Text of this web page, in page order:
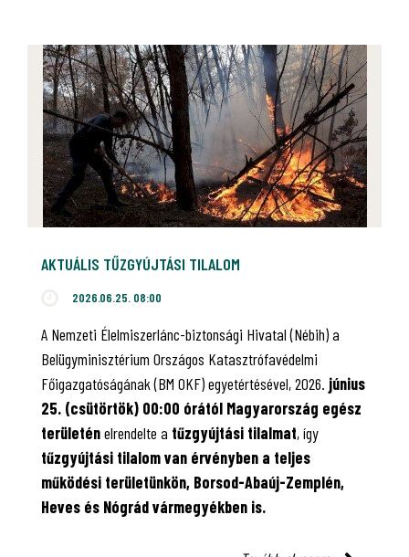
AKTUÁLIS TŰZGYÚJTÁSI TILALOM
2026.06.25. 08:00
A Nemzeti Élelmiszerlánc-biztonsági Hivatal (Nébih) a
Belügyminisztérium Országos Katasztrófavédelmi
Főigazgatóságának (BM OKF) egyetértésével, 2026. június
25. (csütörtök) 00:00 órától Magyarország egész
területénelrendelte a tűzgyújtási tilalmat, így
tűzgyújtási tilalom van érvényben a teljes
működési területünkön, Borsod-Abaúj-Zemplén,
Heves és Nógrád vármegyékben is.